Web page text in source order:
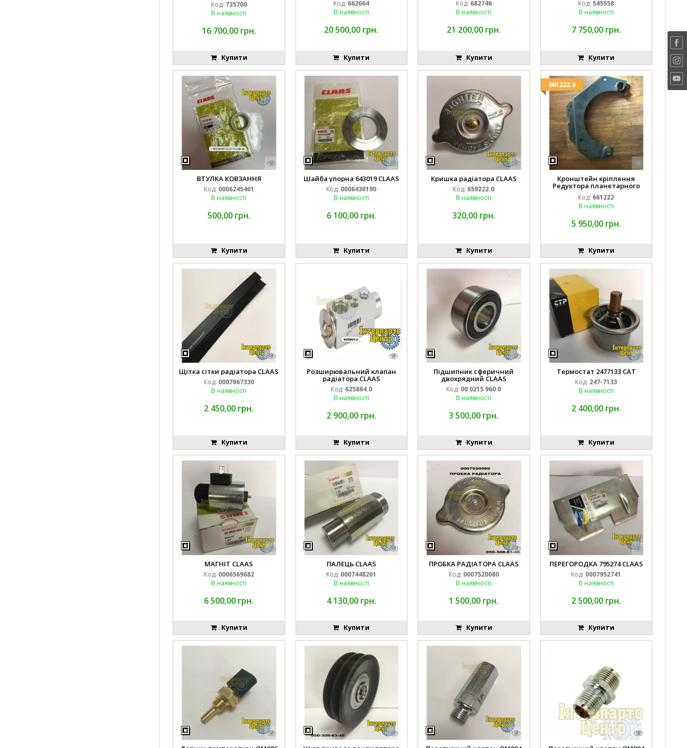
Код: 735700
В наявності
16 700,00 грн.
Купити
Код: 662664
В наявності
20 500,00 грн.
Купити
Код: 682746
В наявності
21 200,00 грн.
Купити
Код: 545558
В наявності
7 750,00 грн.
Купити
ВТУЛКА КОВЗАННЯ
Код: 0006245461
В наявності
500,00 грн.
Купити
Шайба упорна 643019 CLAAS
Код: 0006430190
В наявності
6 100,00 грн.
Купити
Кришка радіатора CLAAS
Код: 659222.0
В наявності
320,00 грн.
Купити
661222.0
Кронштейн кріплення
Редуктора планетарного
(понижаючий барабана)
628724 628724
661222., 0006612221
Код: 661222
В наявності
5 950,00 грн.
Купити
Щітка сітки радіатора CLAAS
Код: 0007967330
В наявності
2 450,00 грн.
Купити
Розширювальний клапан
радіатора CLAAS
Код: 625864.0
В наявності
2 900,00 грн.
Купити
Підшипник сферичний
двохрядний CLAAS
Код: 00 0215 960 0
В наявності
3 500,00 грн.
Купити
Термостат 2477133 CAT
Код: 247-7133
В наявності
2 400,00 грн.
Купити
МАГНІТ CLAAS
Код: 0006569682
В наявності
6 500,00 грн.
Купити
ПАЛЕЦЬ CLAAS
Код: 0007448201
В наявності
4 130,00 грн.
Купити
ПРОБКА РАДІАТОРА CLAAS
Код: 0007520080
В наявності
1 500,00 грн.
Купити
ПЕРЕГОРОДКА 795274 CLAAS
Код: 0007952741
В наявності
2 500,00 грн.
Купити